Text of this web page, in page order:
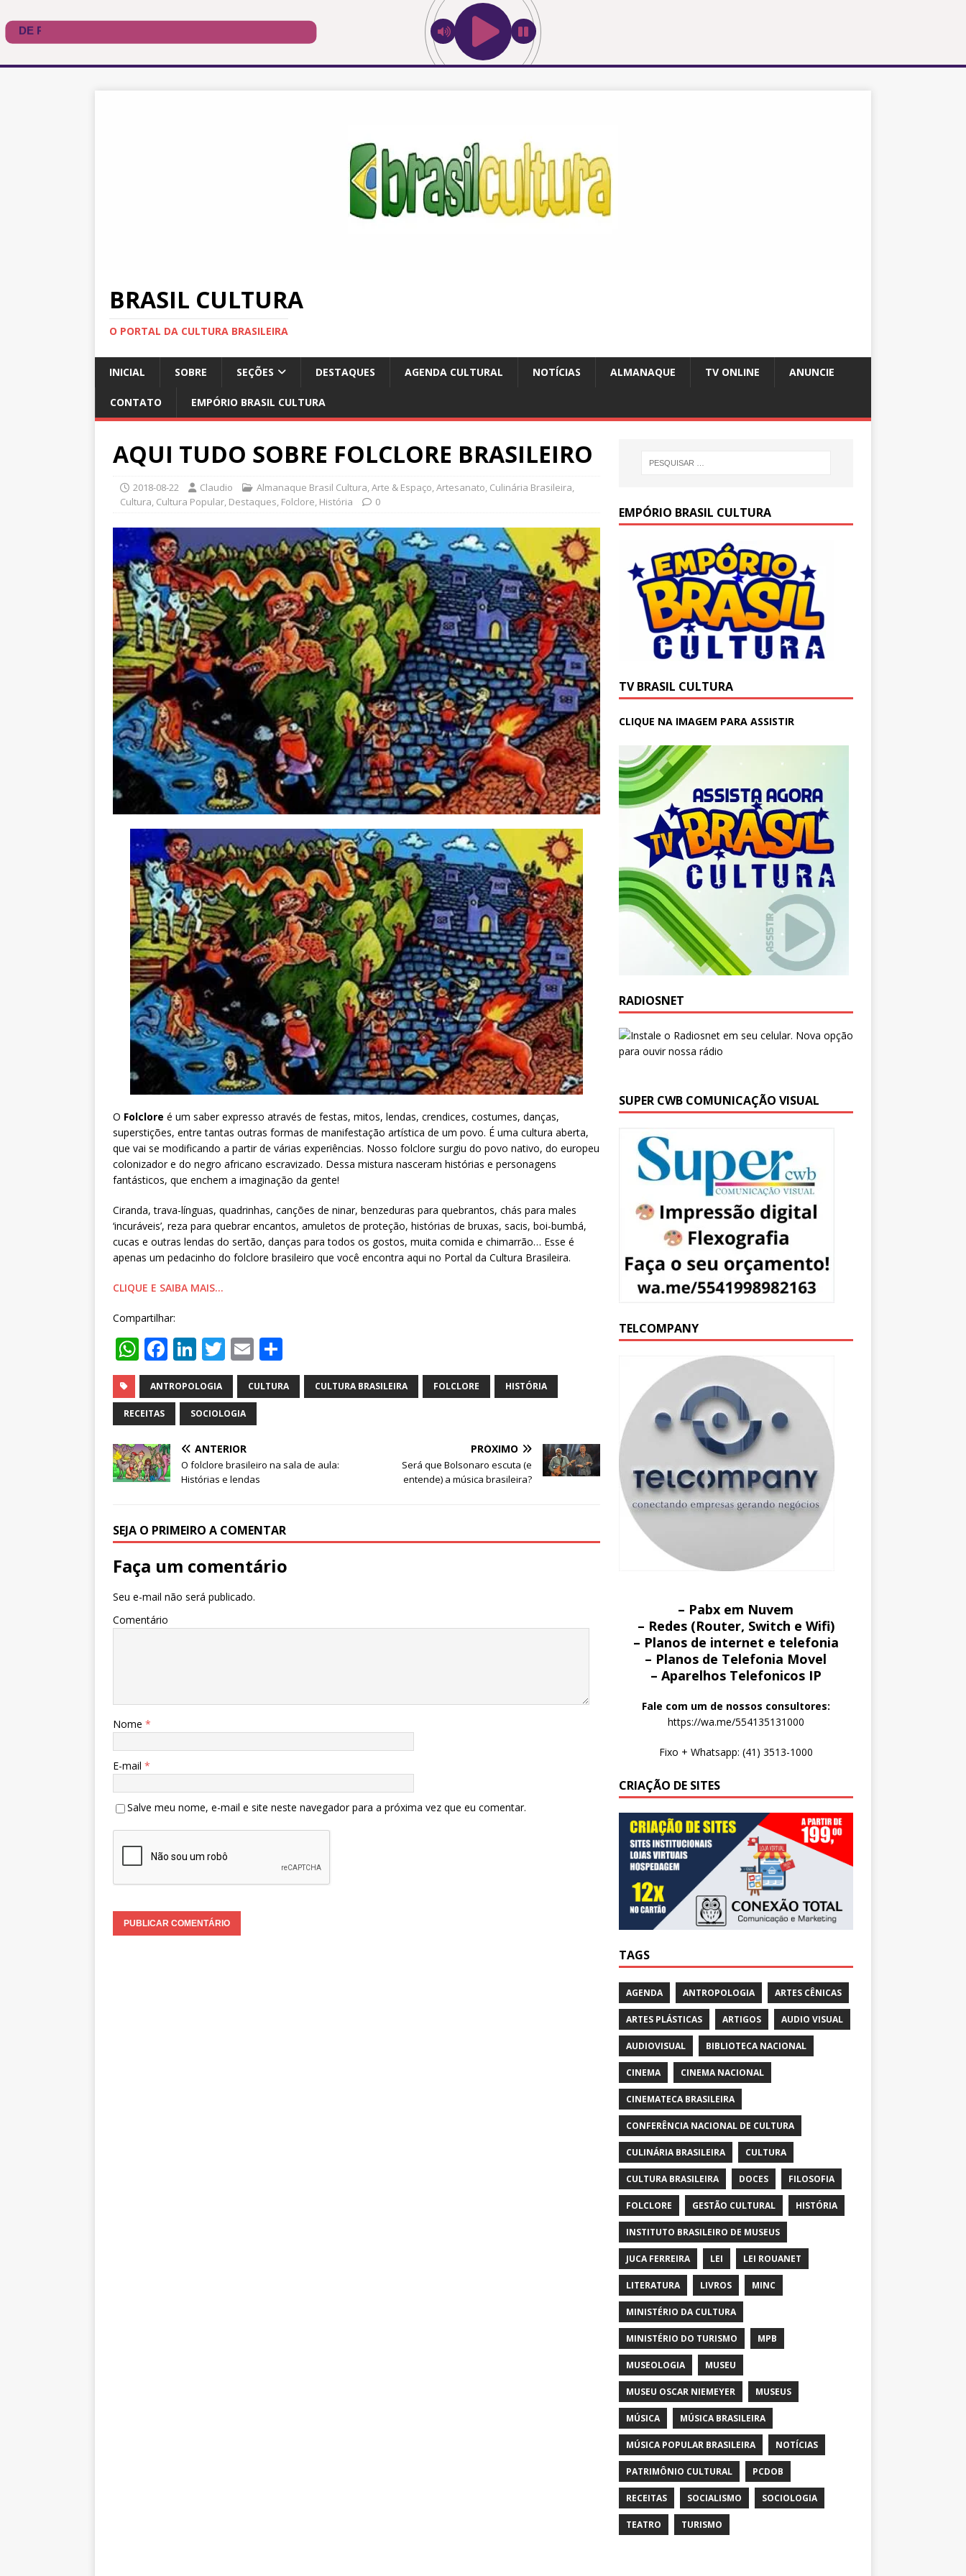
BRASIL CULTURA
O PORTAL DA CULTURA BRASILEIRA
INICIAL SOBRE SEÇÕES DESTAQUES AGENDA CULTURAL NOTÍCIAS ALMANAQUE TV ONLINE ANUNCIE
CONTATO EMPÓRIO BRASIL CULTURA
AQUI TUDO SOBRE FOLCLORE BRASILEIRO
2018-08-22 Claudio Almanaque Brasil Cultura,Arte & Espaço,Artesanato, Culinária Brasileira,
Cultura, Cultura Popular, Destaques, Folclore, História 0
O Folclore é um saber expresso através de festas, mitos, lendas, crendices, costumes, danças,
superstições, entre tantas outras formas de manifestação artística de um povo. É uma cultura aberta,
que vai se modificando a partir de várias experiências. Nosso folclore surgiu do povo nativo, do europeu
colonizador e do negro africano escravizado. Dessa mistura nasceram histórias e personagens
fantásticos, que enchem a imaginação da gente!
Ciranda, trava-línguas, quadrinhas, canções de ninar, benzeduras para quebrantos, chás para males
‘incuráveis’, reza para quebrar encantos, amuletos de proteção, histórias de bruxas, sacis, boi-bumbá,
cucas e outras lendas do sertão, danças para todos os gostos, muita comida e chimarrão… Esse é
apenas um pedacinho do folclore brasileiro que você encontra aqui no Portal da Cultura Brasileira.
CLIQUE E SAIBA MAIS…
Compartilhar:
W
h
at
s
A
p
p
F
a
c
e
b
o
o
Li
n
k
e
dI
n
T
w
it
te
r
E
m
ai
l
h
ar
ANTROPOLOGIA CULTURA CULTURA BRASILEIRA FOLCLORE HISTÓRIA
RECEITAS SOCIOLOGIA
ANTERIOR
O folclore brasileiro na sala de aula:
Histórias e lendas
PRÓXIMO
Será que Bolsonaro escuta (e
entende) a música brasileira?
SEJA O PRIMEIRO A COMENTAR
Faça um comentário
Seu e-mail não será publicado.
Comentário
Nome *
E-mail *
Salve meu nome, e-mail e site neste navegador para a próxima vez que eu comentar.
EMPÓRIO BRASIL CULTURA
TV BRASIL CULTURA
CLIQUE NA IMAGEM PARA ASSISTIR
RADIOSNET
SUPER CWB COMUNICAÇÃO VISUAL
TELCOMPANY
– Pabx em Nuvem
– Redes (Router, Switch e Wifi)
– Planos de internet e telefonia
– Planos de Telefonia Movel
– Aparelhos Telefonicos IP
Fale com um de nossos consultores:
https://wa.me/554135131000
Fixo + Whatsapp: (41) 3513-1000
CRIAÇÃO DE SITES
TAGS
AGENDA ANTROPOLOGIA ARTES CÊNICAS
ARTES PLÁSTICAS ARTIGOS AUDIO VISUAL
AUDIOVISUAL BIBLIOTECA NACIONAL
CINEMA CINEMA NACIONAL
CINEMATECA BRASILEIRA
CONFERÊNCIA NACIONAL DE CULTURA
CULINÁRIA BRASILEIRA CULTURA
CULTURA BRASILEIRA DOCES FILOSOFIA
FOLCLORE GESTÃO CULTURAL HISTÓRIA
INSTITUTO BRASILEIRO DE MUSEUS
JUCA FERREIRA LEI LEI ROUANET
LITERATURA LIVROS MINC
MINISTÉRIO DA CULTURA
MINISTÉRIO DO TURISMO MPB
MUSEOLOGIA MUSEU
MUSEU OSCAR NIEMEYER MUSEUS
MÚSICA MÚSICA BRASILEIRA
MÚSICA POPULAR BRASILEIRA NOTÍCIAS
PATRIMÔNIO CULTURAL PCDOB
RECEITAS SOCIALISMO SOCIOLOGIA
TEATRO TURISMO